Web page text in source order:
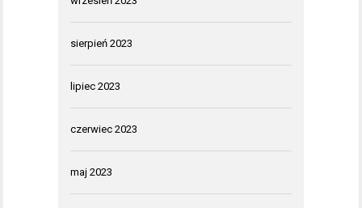
sierpień 2023
lipiec 2023
czerwiec 2023
maj 2023